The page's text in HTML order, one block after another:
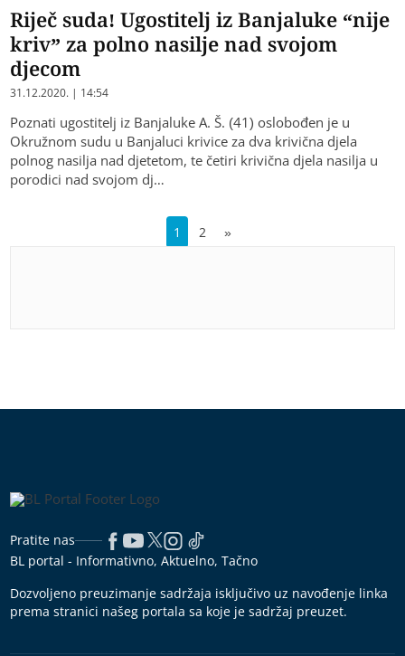
Riječ suda! Ugostitelj iz Banjaluke “nije
kriv” za polno nasilje nad svojom
djecom
31.12.2020. | 14:54
Poznati ugostitelj iz Banjaluke A. Š. (41) oslobođen je u
Okružnom sudu u Banjaluci krivice za dva krivična djela
polnog nasilja nad djetetom, te četiri krivična djela nasilja u
porodici nad svojom dj…
1 2 »
Pratite nas
BL portal - Informativno, Aktuelno, Tačno
Dozvoljeno preuzimanje sadržaja isključivo uz navođenje linka
prema stranici našeg portala sa koje je sadržaj preuzet.